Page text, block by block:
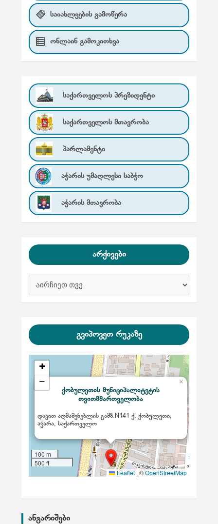
საიახლეების გამოწერა
ონლაინ გამოკითხვა
საქართველოს პრეზიდენტი
საქართველოს მთავრობა
პარლამენტი
აჭარის უმაღლესი საბჭო
აჭარის მთავრობა
არქივები
ე
ბ
გვიპოვეთ რუკაზე
ქობულეთის მუნიციპალიტეტის
თვითმმართველობა
დავით აღმაშენებლის გამზ.N141 ქ. ქობულეთი,
აჭარა, საქართველო
×
+
−
100 m
500 ft
Leaflet | © OpenStreetMap
ანგარიშები